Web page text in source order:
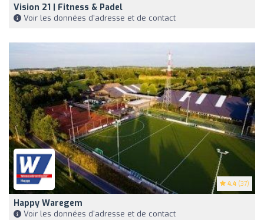
Vision 21 | Fitness & Padel
Voir les données d'adresse et de contact
4.4 (37)
Happy Waregem
Voir les données d'adresse et de contact